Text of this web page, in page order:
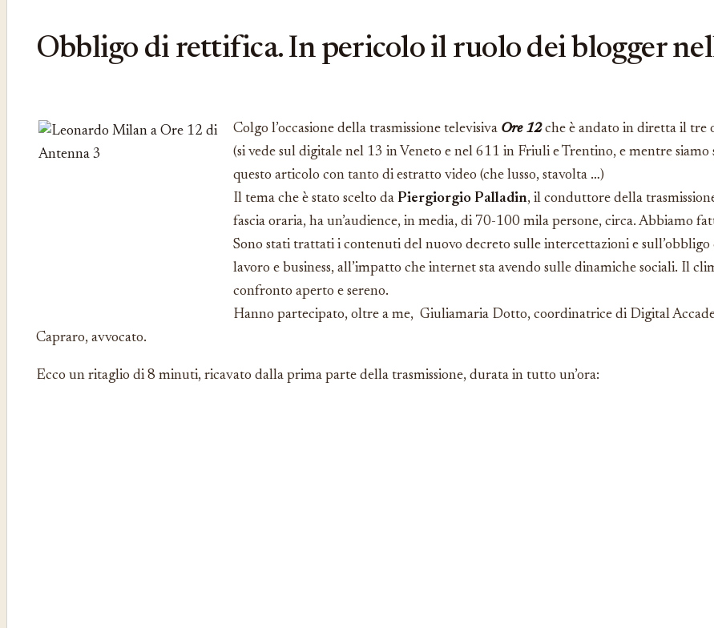
Obbligo di rettifica. In pericolo il ruolo dei blogger
Colgo l’occasione della trasmissione televisiva Ore 12che è andato in diretta il tre
(si vede sul digitale nel 13 in Veneto e nel 611 in Friuli e Trentino, e mentre
questo articolo con tanto di estratto video (che lusso, stavolta …)
Il tema che è stato scelto da Piergiorgio Palladin, il conduttore della
fascia oraria, ha un’audience, in media, di 70-100 mila persone, circa. Abbiamo
Sono stati trattati i contenuti del nuovo decreto sulle intercettazioni e
lavoro e business, all’impatto che internet sta avendo sulle dinamiche sociali. Il
confronto aperto e sereno.
Hanno partecipato, oltre a me, Giuliamaria Dotto, coordinatrice di Digital
Capraro, avvocato.
Ecco un ritaglio di 8 minuti, ricavato dalla prima parte della trasmissione, durata in tutto un’ora: